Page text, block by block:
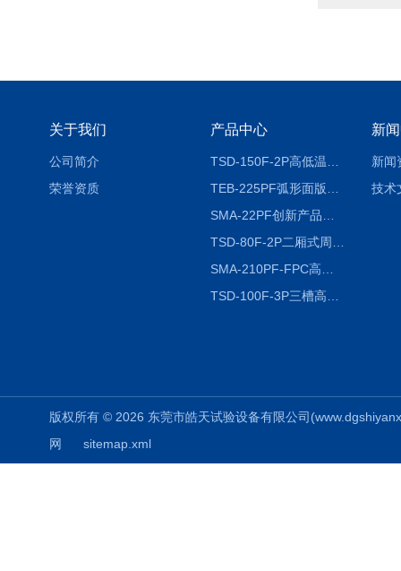
关于我们
公司简介
荣誉资质
产品中心 新
新闻
技术
版权所有 © 2026 东莞市皓天试验设备有限公司
网
sitemap.xml